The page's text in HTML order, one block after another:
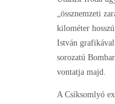
„össznemzeti
kilométer
István
sorozatú
vontatja majd.
A Csíksomlyó